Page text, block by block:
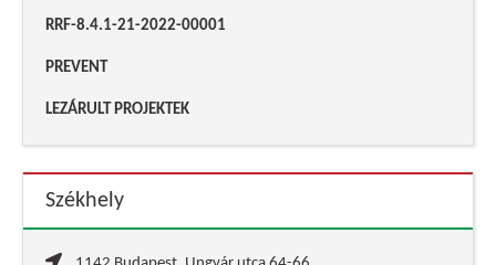
RRF-8.4.1-21-2022-00001
PREVENT
LEZÁRULT PROJEKTEK
Székhely